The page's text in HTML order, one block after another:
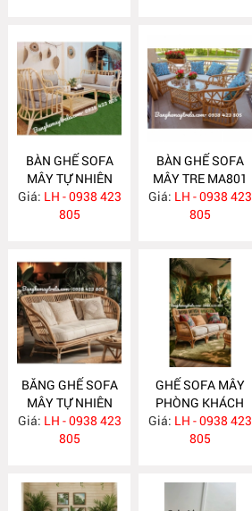
BÀN GHẾ SOFA
MÂY TỰ NHIÊN
PHÒNG KHÁCH
MA811
Giá: LH - 0938 423
805
BÀN GHẾ SOFA
MÂY TRE MA801
Giá: LH - 0938 423
805
BĂNG GHẾ SOFA
MÂY TỰ NHIÊN
PHÒNG KHÁCH
MA799
Giá: LH - 0938 423
805
GHẾ SOFA MÂY
PHÒNG KHÁCH
MA798
Giá: LH - 0938 423
805